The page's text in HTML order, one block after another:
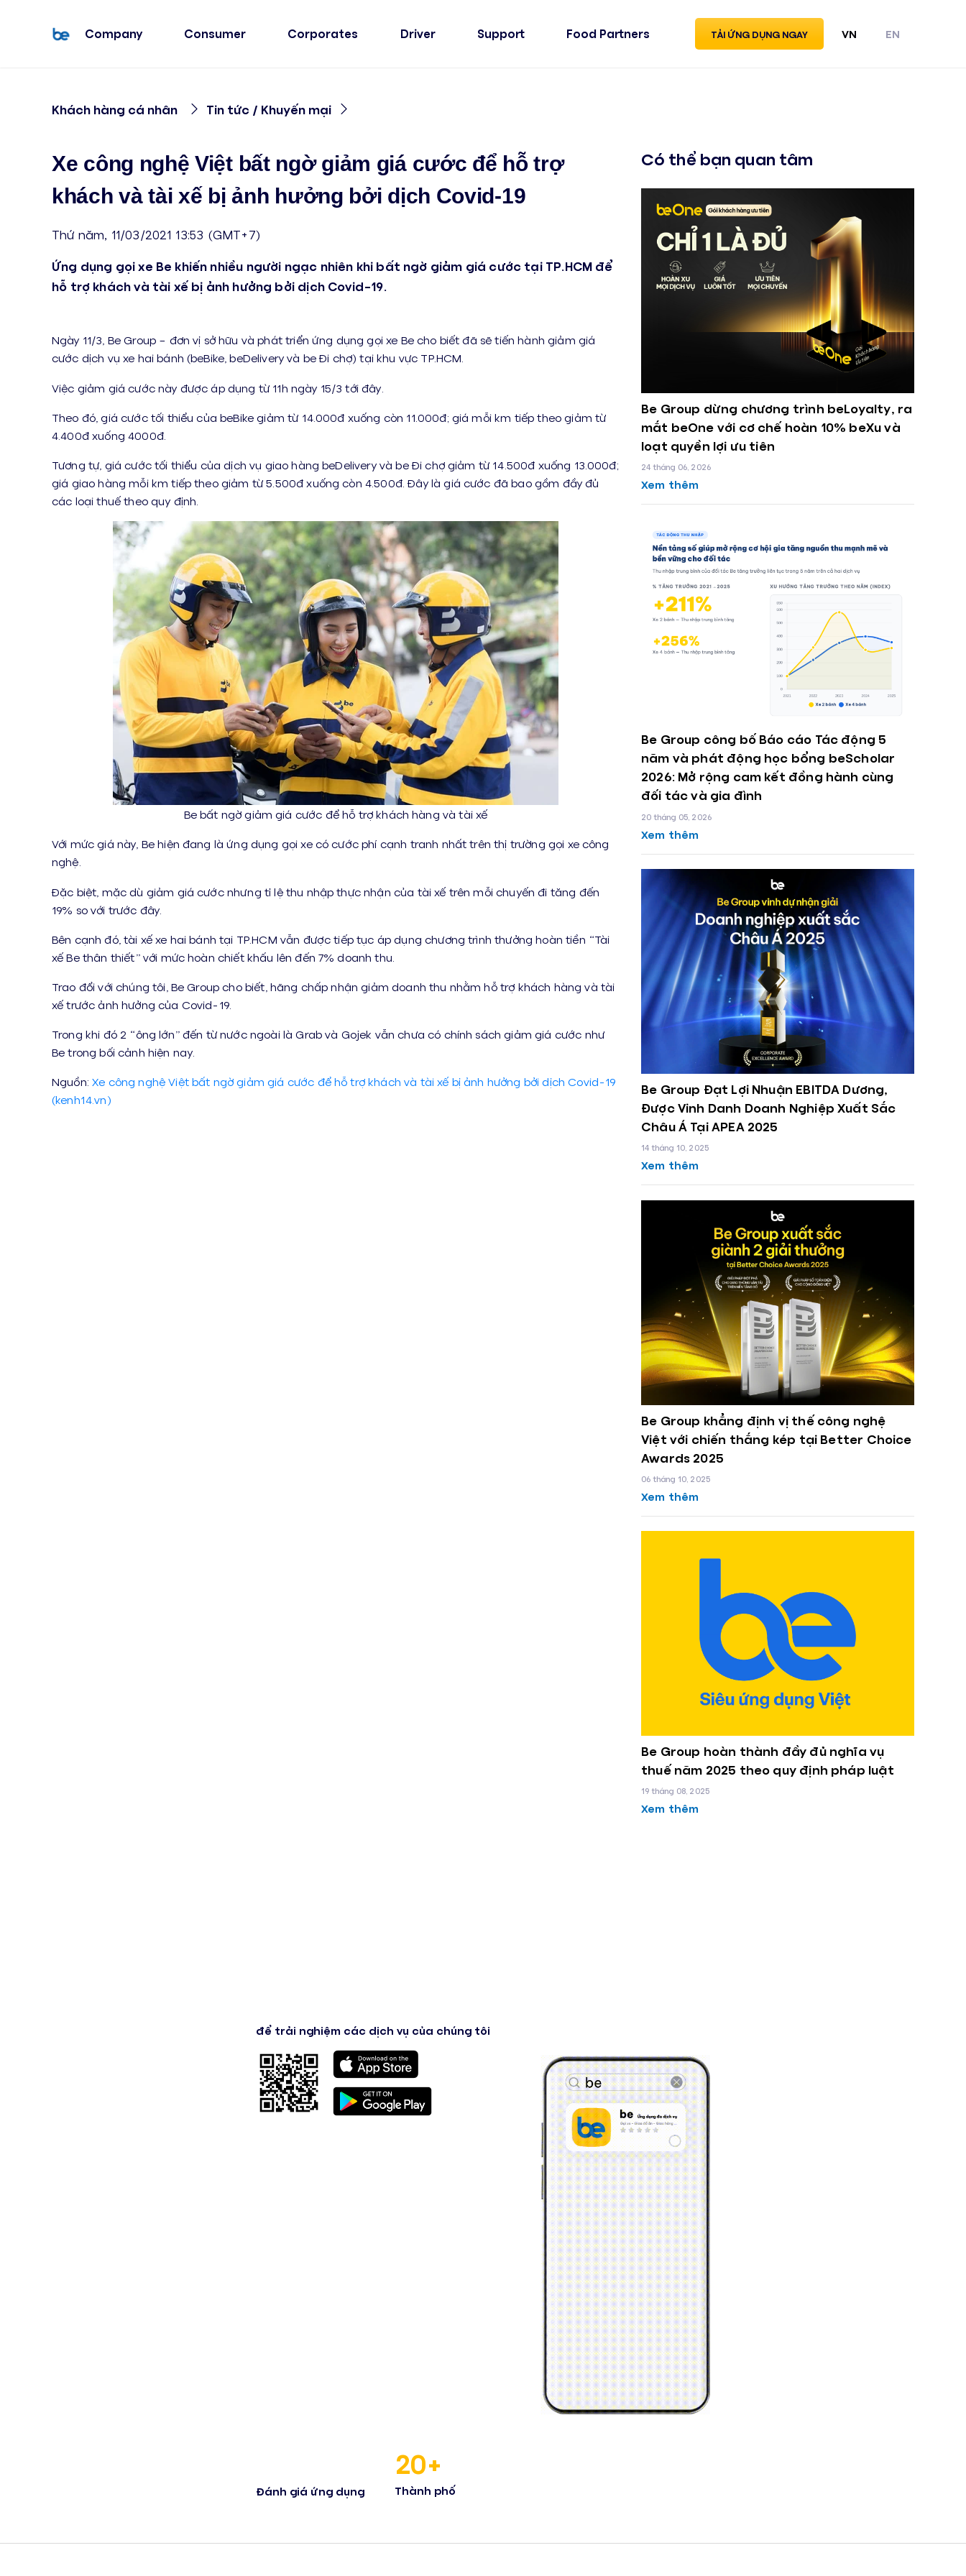
Company Consumer Corporates Driver Support Food Partners TẢI ỨNG DỤNG NGAY VN EN
Khách hàng cá nhân Tin tức / Khuyến mại
Xe công nghệ Việt bất ngờ giảm giá cước để hỗ trợ
khách và tài xế bị ảnh hưởng bởi dịch Covid-19
Thứ năm, 11/03/2021 13:53 (GMT+7)
Ứng dụng gọi xe Be khiến nhiều người ngạc nhiên khi bất ngờ giảm giá cước tại TP.HCM để
hỗ trợ khách và tài xế bị ảnh hưởng bởi dịch Covid-19.
Ngày 11/3, Be Group – đơn vị sở hữu và phát triển ứng dụng gọi xe Be cho biết đã sẽ tiến hành giảm giá
cước dịch vụ xe hai bánh (beBike, beDelivery và be Đi chợ) tại khu vực TP.HCM.
Việc giảm giá cước này được áp dụng từ 11h ngày 15/3 tới đây.
Theo đó, giá cước tối thiểu của beBike giảm từ 14.000đ xuống còn 11.000đ; giá mỗi km tiếp theo giảm từ
4.400đ xuống 4000đ.
Tương tự, giá cước tối thiểu của dịch vụ giao hàng beDelivery và be Đi chợ giảm từ 14.500đ xuống 13.000đ;
giá giao hàng mỗi km tiếp theo giảm từ 5.500đ xuống còn 4.500đ. Đây là giá cước đã bao gồm đầy đủ
các loại thuế theo quy định.
Be bất ngờ giảm giá cước để hỗ trợ khách hàng và tài xế
Với mức giá này, Be hiện đang là ứng dụng gọi xe có cước phí cạnh tranh nhất trên thị trường gọi xe công
nghệ.
Đặc biệt, mặc dù giảm giá cước nhưng tỉ lệ thu nhập thực nhận của tài xế trên mỗi chuyến đi tăng đến
19% so với trước đây.
Bên cạnh đó, tài xế xe hai bánh tại TP.HCM vẫn được tiếp tục áp dụng chương trình thưởng hoàn tiền “Tài
xế Be thân thiết” với mức hoàn chiết khấu lên đến 7% doanh thu.
Trao đổi với chúng tôi, Be Group cho biết, hãng chấp nhận giảm doanh thu nhằm hỗ trợ khách hàng và tài
xế trước ảnh hưởng của Covid-19.
Trong khi đó 2 “ông lớn” đến từ nước ngoài là Grab và Gojek vẫn chưa có chính sách giảm giá cước như
Be trong bối cảnh hiện nay.
Nguồn:Xe công nghệ Việt bất ngờ giảm giá cước để hỗ trợ khách và tài xế bị ảnh hưởng bởi dịch Covid-19
(kenh14.vn)
Có thể bạn quan tâm
Be Group dừng chương trình beLoyalty, ra
mắt beOne với cơ chế hoàn 10% beXu và
loạt quyền lợi ưu tiên
24 tháng 06, 2026
Xem thêm
Be Group công bố Báo cáo Tác động 5
năm và phát động học bổng beScholar
2026: Mở rộng cam kết đồng hành cùng
đối tác và gia đình
20 tháng 05, 2026
Xem thêm
Be Group Đạt Lợi Nhuận EBITDA Dương,
Được Vinh Danh Doanh Nghiệp Xuất Sắc
Châu Á Tại APEA 2025
14 tháng 10, 2025
Xem thêm
Be Group khẳng định vị thế công nghệ
Việt với chiến thắng kép tại Better Choice
Awards 2025
06 tháng 10, 2025
Xem thêm
Be Group hoàn thành đầy đủ nghĩa vụ
thuế năm 2025 theo quy định pháp luật
19 tháng 08, 2025
Xem thêm
để trải nghiệm các dịch vụ của chúng tôi
Đánh giá ứng dụng
20+
Thành phố